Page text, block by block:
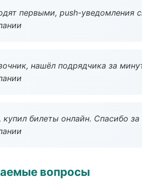
первыми, push-уведомления
нашёл подрядчика за
билеты онлайн. Спасибо за
вопросы